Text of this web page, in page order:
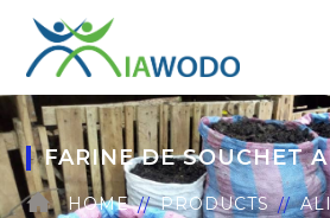
FARINE DE SOUCHET
HOME PRODUCTS